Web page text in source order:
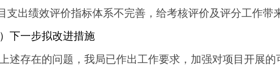
支出绩效评价指标体系不完善，给考核评价及评分工作带
）下一步拟改进措施
述存在的问题， 我局已作出工作要求，加强对项目开展